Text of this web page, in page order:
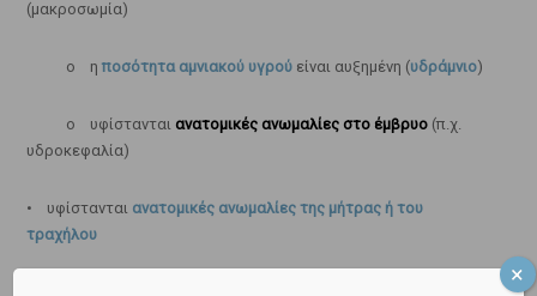
(μακροσωμία)
o η ποσότητα αμνιακού υγρούείναι αυξημένη (υδράμνιο)
o υφίστανταιανατομικές ανωμαλίες στο έμβρυο(π.χ.
υδροκεφαλία)
• υφίστανται ανατομικές ανωμαλίες της μήτρας ή του
τραχήλου